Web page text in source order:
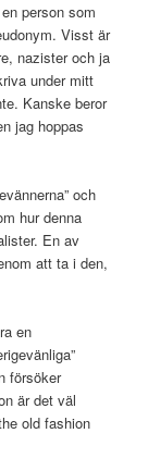
person som
Visst är
nazister och ja
under mitt
Kanske beror
jag hoppas
och
hur denna
En av
att ta i den,
en
försöker
är det väl
old fashion